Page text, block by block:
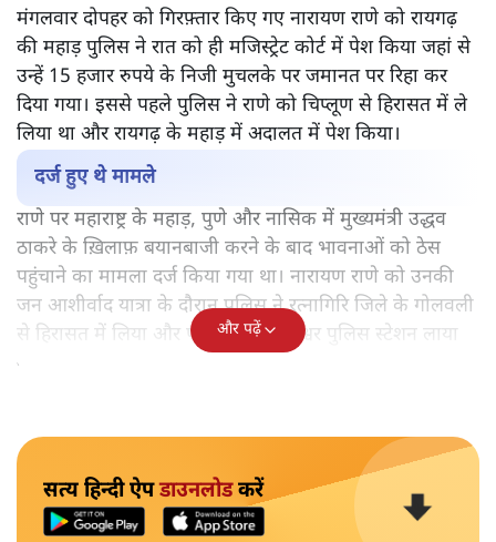
मंगलवार दोपहर को गिरफ़्तार किए गए नारायण राणे को रायगढ़
की महाड़ पुलिस ने रात को ही मजिस्ट्रेट कोर्ट में पेश किया जहां से
उन्हें 15 हजार रुपये के निजी मुचलके पर जमानत पर रिहा कर
दिया गया। इससे पहले पुलिस ने राणे को चिप्लूण से हिरासत में ले
लिया था और रायगढ़ के महाड़ में अदालत में पेश किया।
दर्ज हुए थे मामले
राणे पर महाराष्ट्र के महाड़, पुणे और नासिक में मुख्यमंत्री उद्धव
ठाकरे के ख़िलाफ़ बयानबाजी करने के बाद भावनाओं को ठेस
पहुंचाने का मामला दर्ज किया गया था। नारायण राणे को उनकी
जन आशीर्वाद यात्रा के दौरान पुलिस ने रत्नागिरि जिले के गोलवली
से हिरासत में लिया और पास के ही संगमेश्वर पुलिस स्टेशन लाया
गया।
और पढ़ें
सत्य हिन्दी ऐपडाउनलोडकरें